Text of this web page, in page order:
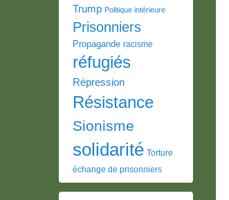
Trump Politique intérieure
Prisonniers
Propagande racisme
réfugiés
Répression
Résistance
Sionisme
solidarité Torture
échange de prisonniers